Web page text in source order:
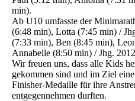
min).
Ab U10 umfasste der
(6:48 min), Lotta (7:45 min) /
(7:33 min), Ben (8:45 min),
Annabelle (8:50 min) / Jhg.
Wir freuen uns, dass alle Kids
gekommen sind und im Ziel
Finisher-Medaille für ihre
entgegennehmen durften.